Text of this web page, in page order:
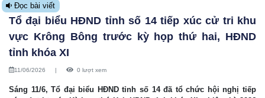
Đọc bài viết
Tổ đại biểu HĐND tỉnh số 14 tiếp xúc cử tri khu
vực Krông Bông trước kỳ họp thứ hai, HĐND
tỉnh khóa XI
11/06/2026 | 0 lượt xem
Sáng 11/6, Tổ đại biểu HĐND tỉnh số 14 đã tổ chức hội nghị tiếp